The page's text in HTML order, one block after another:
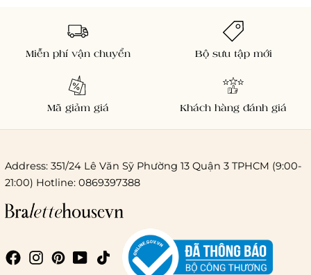
Chi phí giao hàng
Giao hàng trong ngày (hoả tốc)
Miễn phí vận chuyển Bộ sưu tập mới
Mã giảm giá Khách hàng đánh giá
Address: 351/24 Lê Văn Sỹ Phường 13 Quận 3 TPHCM (9:00-
21:00) Hotline: 0869397388